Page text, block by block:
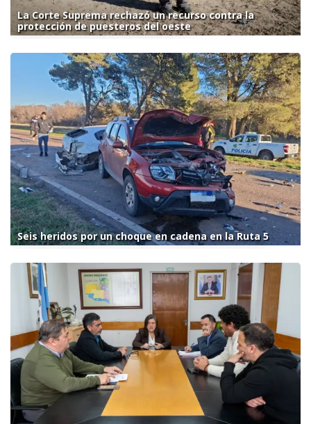
La Corte Suprema rechazó un recurso contra la
protección de puesteros del oeste
Seis heridos por un choque en cadena en la Ruta 5